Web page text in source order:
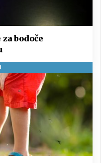
bodoče